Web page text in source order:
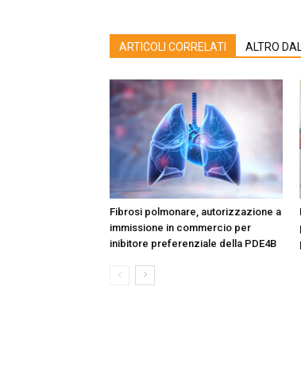
ARTICOLI CORRELATI ALTRO
Fibrosi polmonare, autorizzazione a
immissione in commercio per
inibitore preferenziale della PDE4B